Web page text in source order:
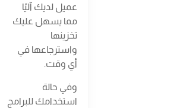
عميل لديك آليًا
مما يسهل عليك
تخزينها
واسترجاعها في
أي وقت.
وفي حالة
استخدامك للبرامج